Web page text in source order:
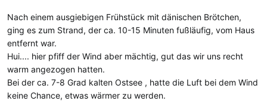
Nach einem ausgiebigen Frühstück mit dänischen Brötchen,
ging es zum Strand, der ca. 10-15 Minuten fußläufig, vom Haus
entfernt war.
Hui.... hier pfiff der Wind aber mächtig, gut das wir uns recht
warm angezogen hatten.
Bei der ca. 7-8 Grad kalten Ostsee , hatte die Luft bei dem Wind
keine Chance, etwas wärmer zu werden.